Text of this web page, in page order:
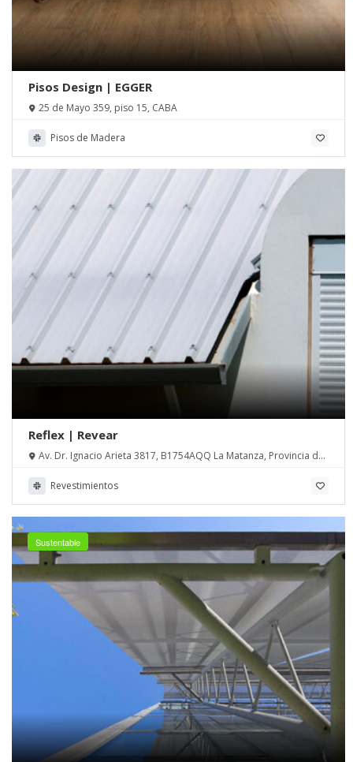
Pisos Design | EGGER
25 de Mayo 359, piso 15, CABA
Pisos de Madera
Reflex | Revear
Av. Dr. Ignacio Arieta 3817, B1754AQQ La Matanza, Provincia de
Revestimientos
Sustentable